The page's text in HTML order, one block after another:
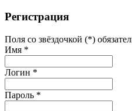
Регистрация
Поля со звёздочкой (*)
Имя *
Логин *
Пароль *